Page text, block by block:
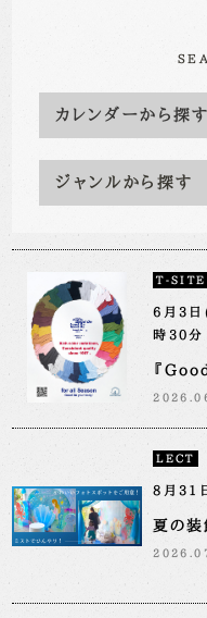
カレンダーから探す
ジャンルから探す
T-SITE
6月3
時30分
『
LECT
8月31
夏の装